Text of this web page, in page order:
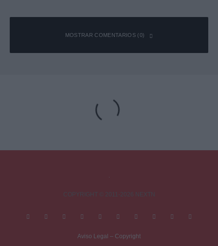
MOSTRAR COMENTARIOS (0)
Tu dirección de correo electrónico no será publicada.
obligatorios están marcados con*
Aviso Legal – Copyright